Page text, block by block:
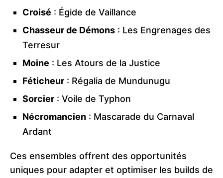
Croisé : Égide de Vaillance
Chasseur de Démons : Les Engrenages des
Terresur
Moine : Les Atours de la Justice
Féticheur : Régalia de Mundunugu
Sorcier : Voile de Typhon
Nécromancien : Mascarade du Carnaval
Ardant
Ces ensembles offrent des opportunités
uniques pour adapter et optimiser les builds de